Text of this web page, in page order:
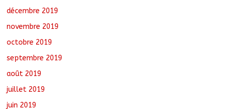
décembre 2019
novembre 2019
octobre 2019
septembre 2019
août 2019
juillet 2019
juin 2019